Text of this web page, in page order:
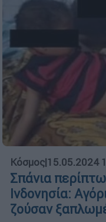
Κόσμος|15.05.2024
Σπάνια
Ινδονησία:
ζούσαν